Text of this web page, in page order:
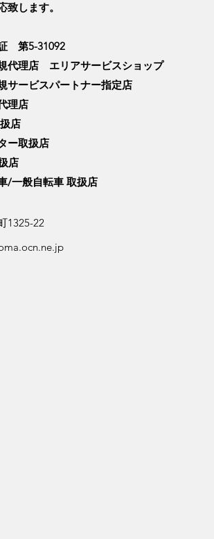
致します。
第5-31092
代理店 エリアサービスショップ
ービスパートナー指定店
理店
店
ー取扱店
店
/一般自転車 取扱店
1325-22